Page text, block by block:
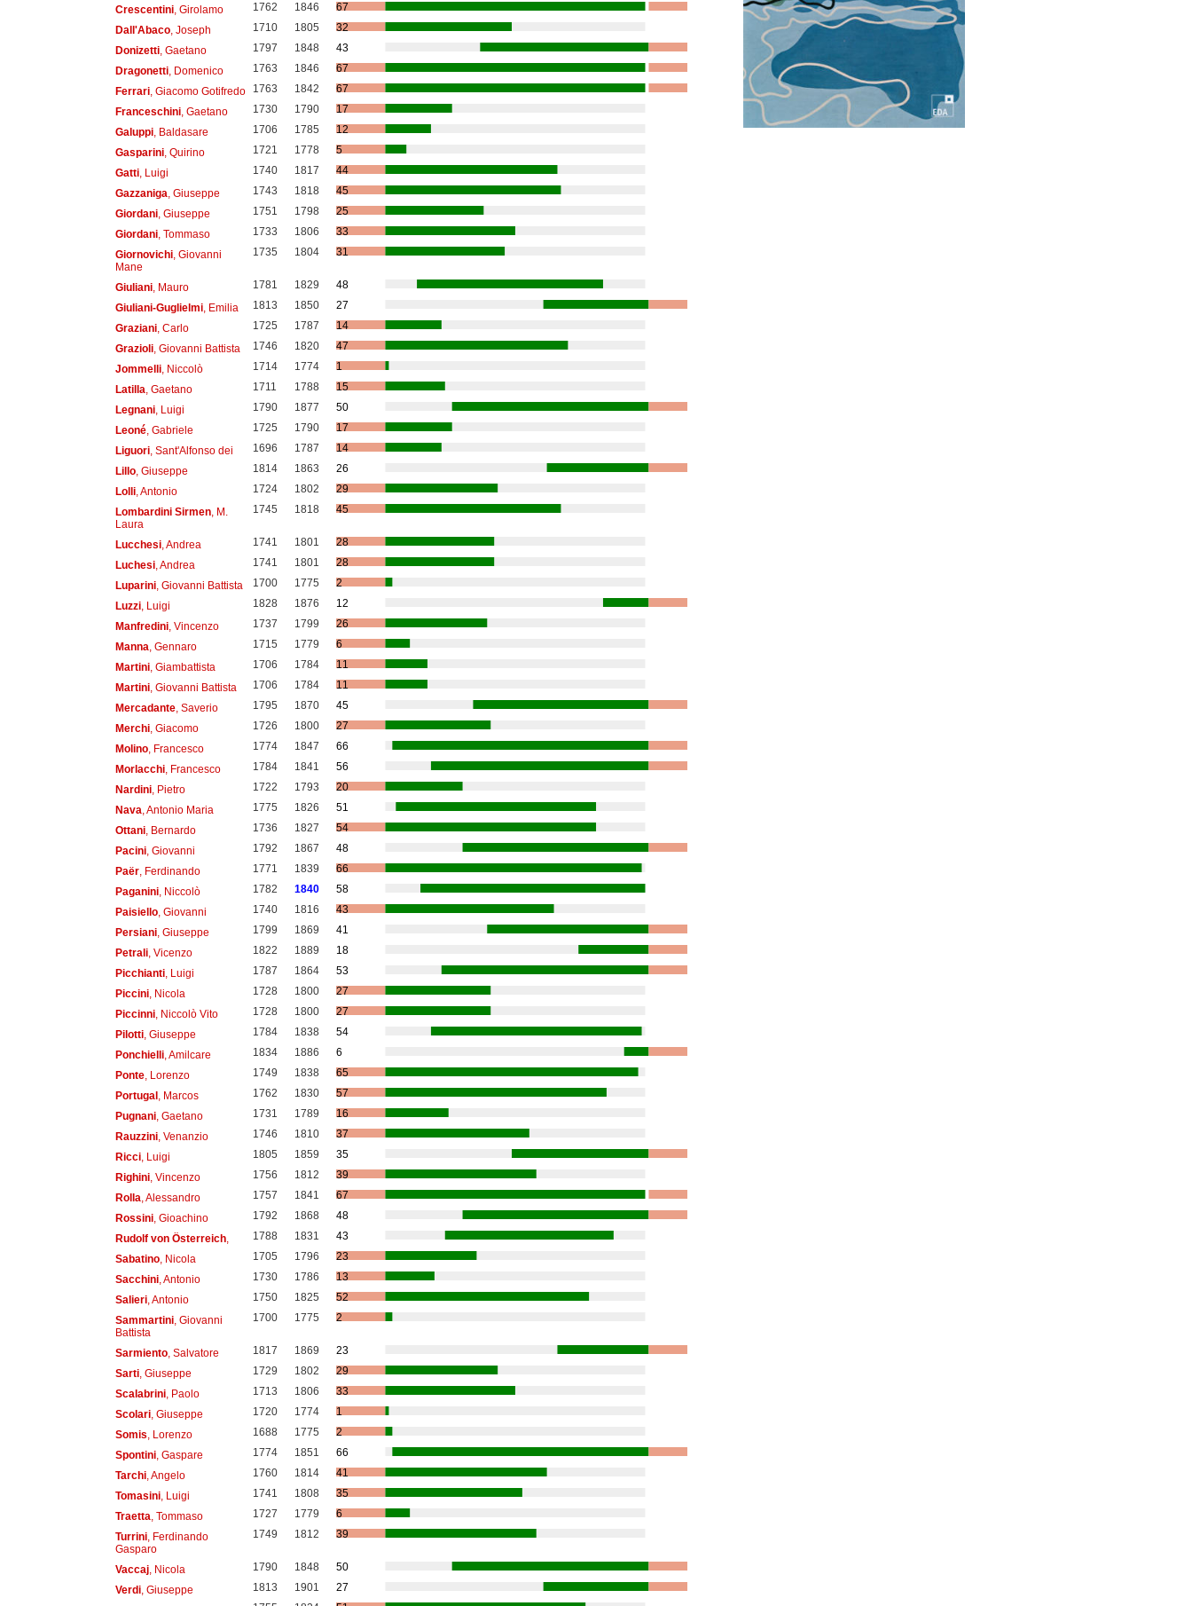
Crescentini, Girolamo 1762 1846
67
Dall'Abaco, Joseph 1710 1805
32
Donizetti, Gaetano 1797 1848
43
Dragonetti, Domenico 1763 1846
67
Ferrari, Giacomo Gotifredo 1763 1842
67
Franceschini, Gaetano 1730 1790
17
Galuppi, Baldasare 1706 1785
12
Gasparini, Quirino 1721 1778
5
Gatti, Luigi 1740 1817
44
Gazzaniga , Giuseppe 1743 1818
45
Giordani, Giuseppe 1751 1798
25
Giordani, Tommaso 1733 1806
33
Giornovichi, Giovanni
Mane
1735 1804 31
Giuliani, Mauro 1781 1829
48
Giuliani-Guglielmi, Emilia 1813 1850
27
Graziani, Carlo 1725 1787
14
Grazioli, Giovanni Battista 1746 1820
47
Jommelli, Niccolò 1714 1774
1
Latilla , Gaetano 1711 1788
15
Legnani, Luigi 1790 1877
50
Leoné, Gabriele 1725 1790
17
Liguori, Sant'Alfonso dei 1696 1787
14
Lillo, Giuseppe 1814 1863
26
Lolli, Antonio 1724 1802
29
Lombardini Sirmen, M.
Laura
1745 1818 45
Lucchesi, Andrea 1741 1801
28
Luchesi, Andrea 1741 1801
28
Luparini, Giovanni Battista 1700 1775
2
Luzzi, Luigi 1828 1876
12
Manfredini, Vincenzo 1737 1799
26
Manna , Gennaro 1715 1779
6
Martini, Giambattista 1706 1784
11
Martini, Giovanni Battista 1706 1784
11
Mercadante, Saverio 1795 1870
45
Merchi, Giacomo 1726 1800
27
Molino, Francesco 1774 1847
66
Morlacchi, Francesco 1784 1841
56
Nardini, Pietro 1722 1793
20
Nava , Antonio Maria 1775 1826
51
Ottani, Bernardo 1736 1827
54
Pacini, Giovanni 1792 1867
48
Paër, Ferdinando 1771 1839
66
Paganini, Niccolò 1782 1840
58
Paisiello, Giovanni 1740 1816
43
Persiani, Giuseppe 1799 1869
41
Petrali, Vicenzo 1822 1889
18
Picchianti, Luigi 1787 1864
53
Piccini, Nicola 1728 1800
27
Piccinni, Niccolò Vito 1728 1800
27
Pilotti, Giuseppe 1784 1838
54
Ponchielli, Amilcare 1834 1886
6
Ponte, Lorenzo 1749 1838
65
Portugal, Marcos 1762 1830
57
Pugnani, Gaetano 1731 1789
16
Rauzzini, Venanzio 1746 1810
37
Ricci, Luigi 1805 1859
35
Righini, Vincenzo 1756 1812
39
Rolla , Alessandro 1757 1841
67
Rossini, Gioachino 1792 1868
48
Rudolf von Österreich, 1788 1831
43
Sabatino, Nicola 1705 1796
23
Sacchini, Antonio 1730 1786
13
Salieri, Antonio 1750 1825
52
Sammartini, Giovanni
Battista
1700 1775 2
Sarmiento, Salvatore 1817 1869
23
Sarti, Giuseppe 1729 1802
29
Scalabrini, Paolo 1713 1806
33
Scolari, Giuseppe 1720 1774
1
Somis , Lorenzo 1688 1775
2
Spontini, Gaspare 1774 1851
66
Tarchi, Angelo 1760 1814
41
Tomasini, Luigi 1741 1808
35
Traetta , Tommaso 1727 1779
6
Turrini, Ferdinando
Gasparo
1749 1812 39
Vaccaj, Nicola 1790 1848
50
Verdi, Giuseppe 1813 1901
27